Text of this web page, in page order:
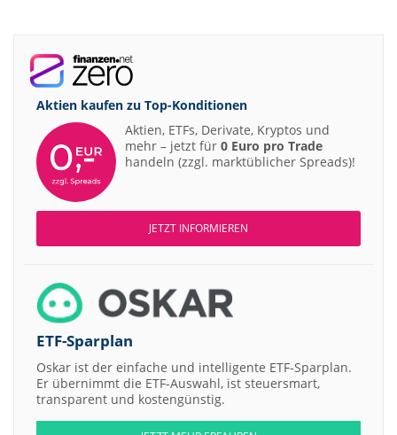
Aktien kaufen zu Top-Konditionen
Aktien, ETFs, Derivate, Kryptos und
mehr – jetzt für 0 Euro pro Trade
handeln (zzgl. marktüblicher Spreads)!
JETZT INFORMIEREN
ETF-Sparplan
Oskar ist der einfache und intelligente ETF-Sparplan.
Er übernimmt die ETF-Auswahl, ist steuersmart,
transparent und kostengünstig.